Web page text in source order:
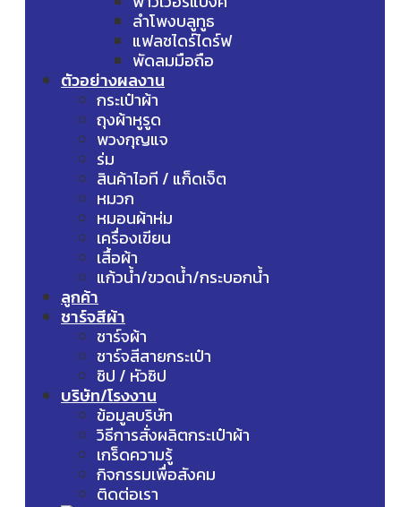
ลำโพงบลูทูธ
แฟลชไดร์ไดร์ฟ
พัดลมมือถือ
ตัวอย่างผลงาน
กระเป๋าผ้า
ถุงผ้าหูรูด
พวงกุญแจ
ร่ม
สินค้าไอที / แก็ดเจ็ต
หมวก
หมอนผ้าห่ม
เครื่องเขียน
เสื้อผ้า
แก้วน้ำ/ขวดน้ำ/กระบอกน้ำ
ลูกค้า
ชาร์จสีผ้า
ชาร์จผ้า
ชาร์จสีสายกระเป๋า
ซิป / หัวซิป
บริษัท/โรงงาน
ข้อมูลบริษัท
วิธีการสั่งผลิตกระเป๋าผ้า
เกร็ดความรู้
กิจกรรมเพื่อสังคม
ติดต่อเรา